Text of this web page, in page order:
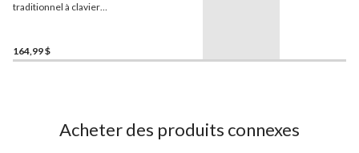
traditionnel à clavier
164,99 $
Acheter des produits connexes